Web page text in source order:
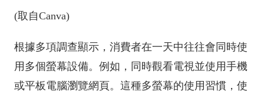
(取自Canva)
根據多項調查顯示，消費者在一天中往往會同時使
用多個螢幕設備。例如，同時觀看電視並使用手機
或平板電腦瀏覽網頁。這種多螢幕的使用習慣，使